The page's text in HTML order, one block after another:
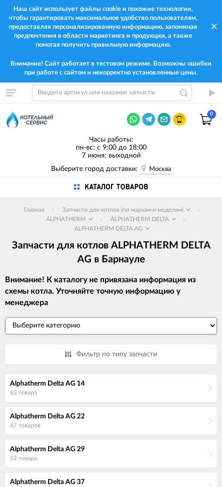
Наш сайт использует файлы cookie и похожие технологии,
чтобы гарантировать максимальное удобство пользователям,
предоставляя персонализированную информацию, запоминая
предпочтения в области маркетинга и продукции, а также
помогая получить правильную информацию.
Внимание! Сайт работает в тестовом режиме. Возможны ошибки
при работе с сайтом и некорректно установленные цены.
0
Часы работы:
пн-вс: с 9:00 до 18:00
7 июня: выходной
Выберите город доставки:
Москва
КАТАЛОГ ТОВАРОВ
Главная
Запчасти для котлов (по маркам и моделям)
ALPHATHERM
ALPHATHERM DELTA
ALPHATHERM DELTA AG
Запчасти для котлов ALPHATHERM DELTA
AG в Барнауле
Внимание! К каталогу не привязана информация из
схемы котла. Уточняйте точную информацию у
менеджера
Фильтр по типу запчасти
Alphatherm Delta AG 14
63 товара
Alphatherm Delta AG 22
47 товаров
Alphatherm Delta AG 29
53 товара
Alphatherm Delta AG 37